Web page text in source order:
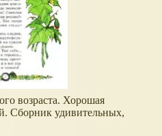
возраста. Хорошая
Сборник удивительных,